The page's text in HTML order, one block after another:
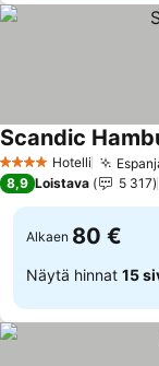
4 Tähtiluokitus
Hotelli
Scandic
8,9 Loistava 5 317
Alkaen 80 €
Näytä hinnat 15